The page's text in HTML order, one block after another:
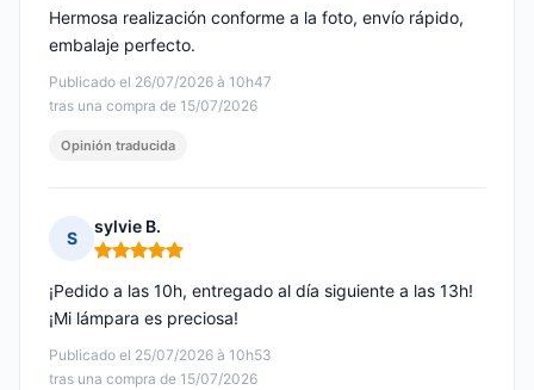
Publicado el 26/07/2026 à 10h47
tras una compra de 15/07/2026
Hermosa realización conforme a la foto, envío rápido,
embalaje perfecto.
Opinión traducida
S
sylvie B.
Nota: 5 de 5
Publicado el 25/07/2026 à 10h53
tras una compra de 15/07/2026
¡Pedido a las 10h, entregado al día siguiente a las 13h!
¡Mi lámpara es preciosa!